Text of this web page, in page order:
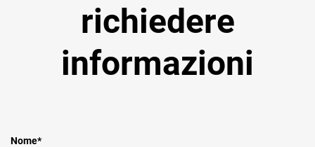
richiedere
informazioni
Nome*